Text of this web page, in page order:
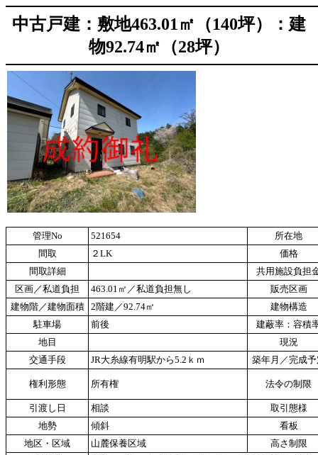
中古戸建：敷地463.01㎡（140坪）：建
物92.74㎡（28坪）
管理No 521654
所在地
間取
２LK
価格
間取詳細
共用施設負担
区画／私道負担
463.01㎡／私道負担無し
販売区画
建物階／建物面積
2階建／92.74㎡
建物構造
駐車場
前後
建蔽率：容積
地目
現況
交通手段
JR大糸線有明駅から5.2ｋｍ 築年月／完成予
権利形態 所有権 法令の制限
引渡し日 相談
取引態様
地勢
傾斜
看板
地区・区域
山麓保養区域
高さ制限